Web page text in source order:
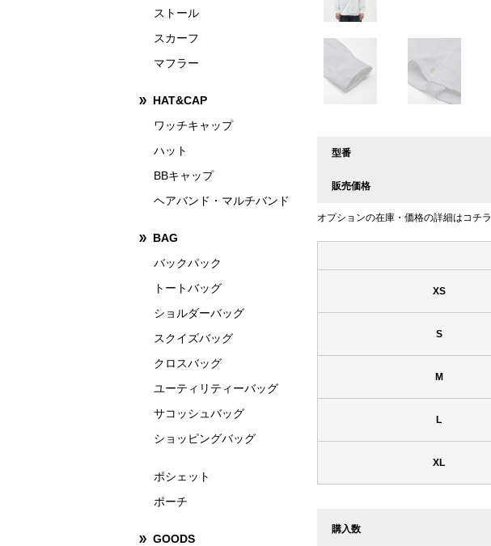
型番
販売価格
オプションの在庫・価格の詳細はコチラ
XS
S
M
L
XL
購入数
ストール
スカーフ
マフラー
HAT&CAP
ワッチキャップ
ハット
BBキャップ
ヘアバンド・マルチバンド
BAG
バックパック
トートバッグ
ショルダーバッグ
スクイズバッグ
クロスバッグ
ユーティリティーバッグ
サコッシュバッグ
ショッピングバッグ
ポシェット
ポーチ
GOODS